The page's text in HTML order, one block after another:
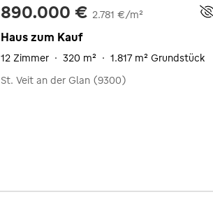
890.000 € 2.781 €/m²
Haus zum Kauf
12 Zimmer · 320 m² · 1.817 m² Grundstück
St. Veit an der Glan (9300)